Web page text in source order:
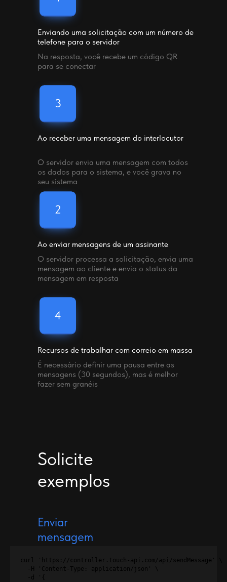
Na resposta, você recebe um código QR
para se conectar
Enviando uma solicitação com um número de
telefone para o servidor
O servidor processa a solicitação, envia uma
mensagem ao cliente e envia o status da
mensagem em resposta
Ao enviar mensagens de um assinante
É necessário definir uma pausa entre as
mensagens (30 segundos), mas é melhor
fazer sem granéis
Recursos de trabalhar com correio em massa
O servidor envia uma mensagem com todos
os dados para o sistema, e você grava no
seu sistema
Ao receber uma mensagem do interlocutor
Solicite
exemplos
Enviar
mensagem
curl 'https://controller.touch-api.com/api/sendMessage' \
  -H 'Content-Type: application/json' \
  -d '{